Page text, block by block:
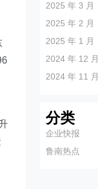
2025 年 3 月
2025 年 2 月
2025 年 1 月
2024 年 12 月
2024 年 11 月
分类
企业快报
鲁南热点